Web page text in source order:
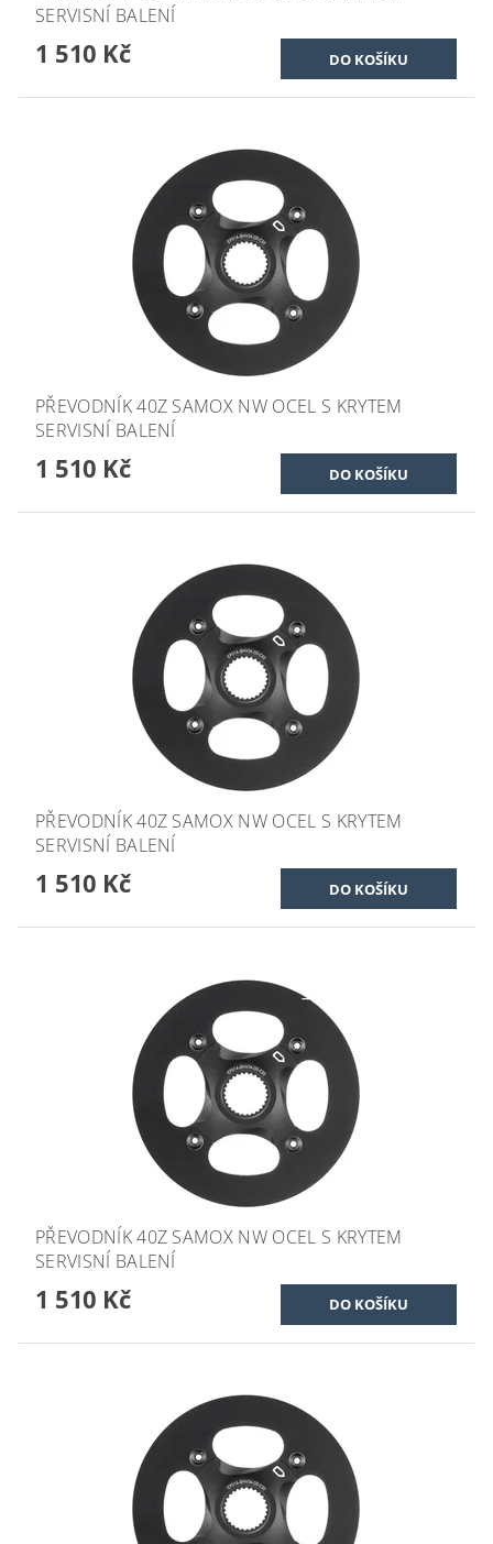
SERVISNÍ BALENÍ
1 510 Kč
PŘEVODNÍK 40Z SAMOX NW OCEL S KRYTEM
SERVISNÍ BALENÍ
1 510 Kč
PŘEVODNÍK 40Z SAMOX NW OCEL S KRYTEM
SERVISNÍ BALENÍ
1 510 Kč
PŘEVODNÍK 40Z SAMOX NW OCEL S KRYTEM
SERVISNÍ BALENÍ
1 510 Kč